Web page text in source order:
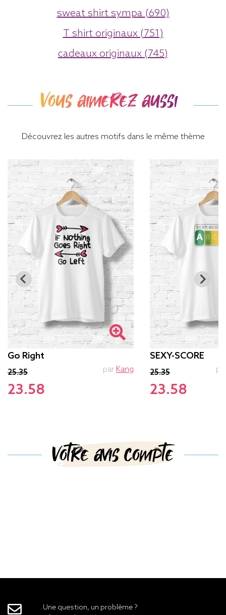
sweat shirt sympa (690)
T shirt originaux (751)
cadeaux originaux (745)
Vous aimerez aussi
Découvrez les autres motifs dans le même thème
Go Right
25.35
23.58
par Kang
SEXY-SCORE
25.35
23.58
Votre avis compte
Une question, un problème ?